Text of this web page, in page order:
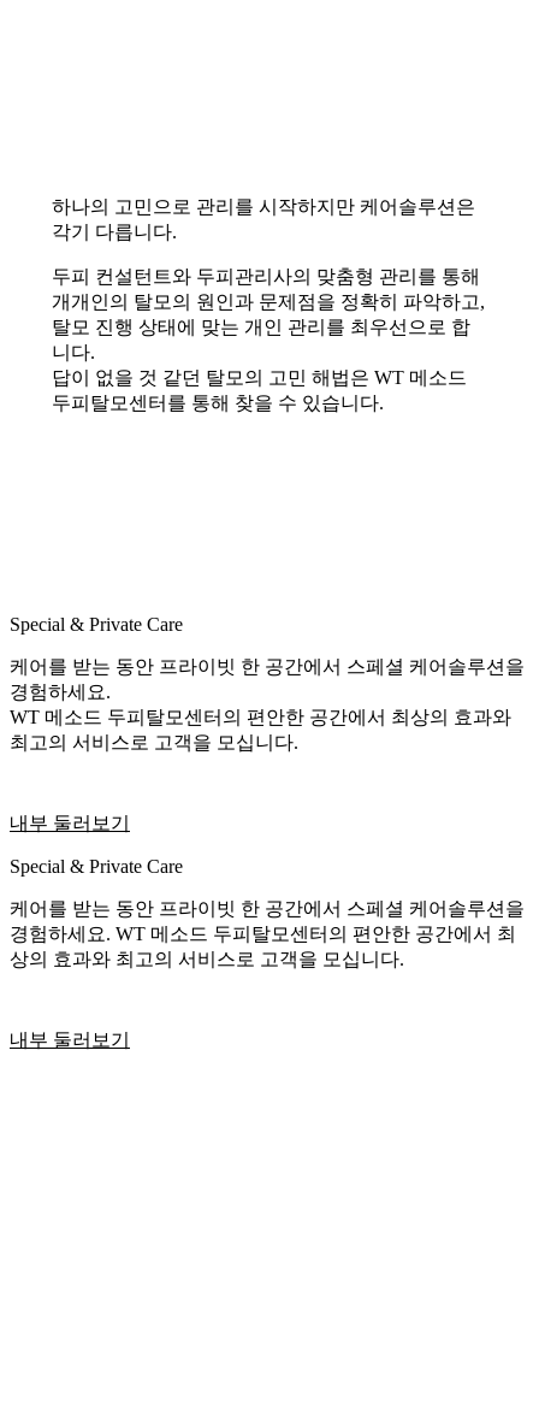
하나의 고민으로 관리를 시작하지만 케어솔루션은
각기 다릅니다.
두피 컨설턴트와 두피관리사의 맞춤형 관리를 통해
개개인의 탈모의 원인과 문제점을 정확히 파악하고,
탈모 진행 상태에 맞는 개인 관리를 최우선으로 합
니다.
답이 없을 것 같던 탈모의 고민 해법은 WT 메소드
두피탈모센터를 통해 찾을 수 있습니다.
Special & Private Care
케어를 받는 동안 프라이빗 한 공간에서 스페셜 케어솔루션을
경험하세요.
WT 메소드 두피탈모센터의 편안한 공간에서 최상의 효과와
최고의 서비스로 고객을 모십니다.
내부 둘러보기
Special & Private Care
케어를 받는 동안 프라이빗 한 공간에서 스페셜 케어솔루션을
경험하세요. WT 메소드 두피탈모센터의 편안한 공간에서 최
상의 효과와 최고의 서비스로 고객을 모십니다.
내부 둘러보기